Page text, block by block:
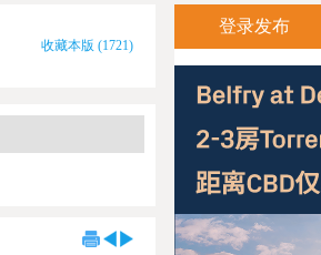
收藏本版 (1721)
登录发布